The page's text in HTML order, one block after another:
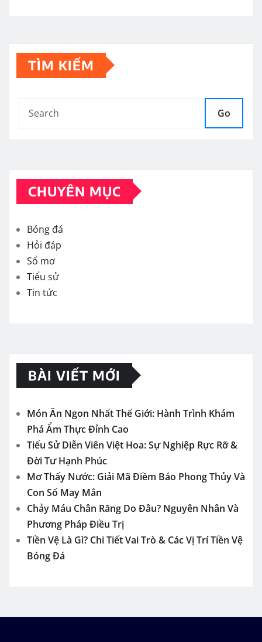
TÌM KIẾM
Go
CHUYÊN MỤC
Bóng đá
Hỏi đáp
Sổ mơ
Tiểu sử
Tin tức
BÀI VIẾT MỚI
Món Ăn Ngon Nhất Thế Giới: Hành Trình Khám
Phá Ẩm Thực Đỉnh Cao
Tiểu Sử Diễn Viên Việt Hoa: Sự Nghiệp Rực Rỡ &
Đời Tư Hạnh Phúc
Mơ Thấy Nước: Giải Mã Điềm Báo Phong Thủy Và
Con Số May Mắn
Chảy Máu Chân Răng Do Đâu? Nguyên Nhân Và
Phương Pháp Điều Trị
Tiền Vệ Là Gì? Chi Tiết Vai Trò & Các Vị Trí Tiền Vệ
Bóng Đá